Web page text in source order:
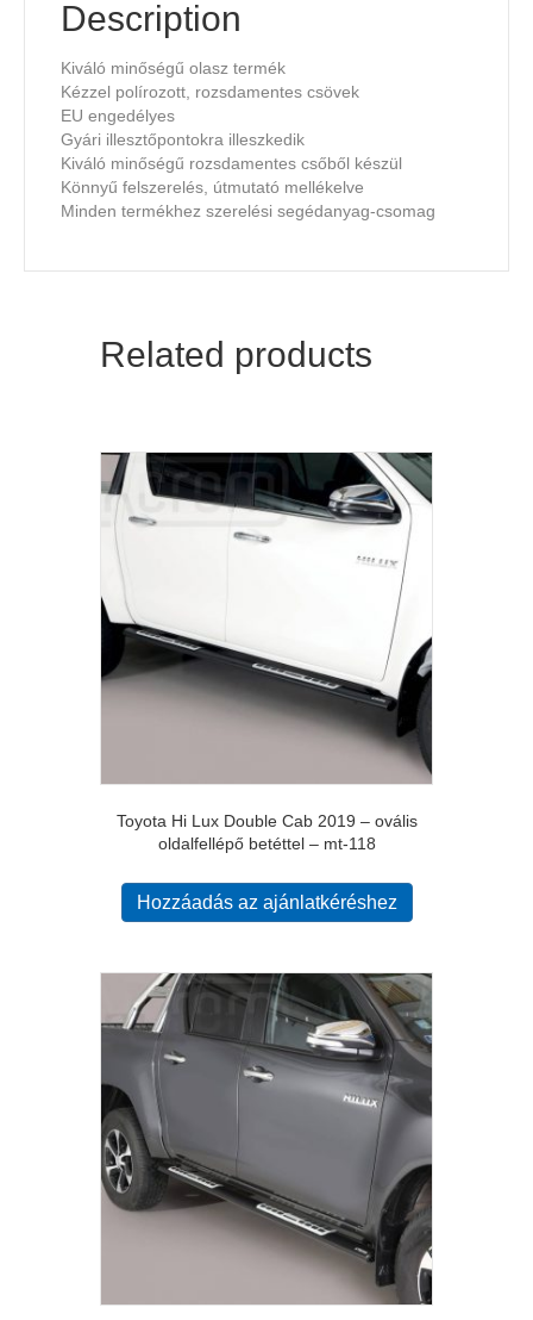
Description
Kiváló minőségű olasz termék
Kézzel polírozott, rozsdamentes csövek
EU engedélyes
Gyári illesztőpontokra illeszkedik
Kiváló minőségű rozsdamentes csőből készül
Könnyű felszerelés, útmutató mellékelve
Minden termékhez szerelési segédanyag-csomag
Related products
Toyota Hi Lux Double Cab 2019 – ovális
oldalfellépő betéttel – mt-118
Hozzáadás az ajánlatkéréshez